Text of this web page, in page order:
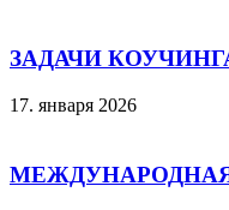
ЗАДАЧИ
17. января 2026